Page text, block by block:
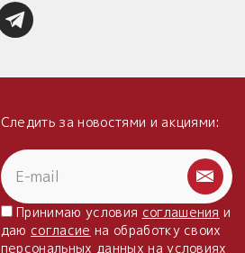
Следить за новостями и акциями:
Принимаю условия соглашения и
даю согласие на обработку своих
персональных данныхна условиях